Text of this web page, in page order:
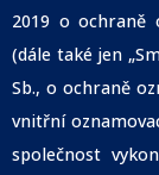
2019 o ochraně
(dále také jen
Sb., o ochraně
vnitřní
společnost